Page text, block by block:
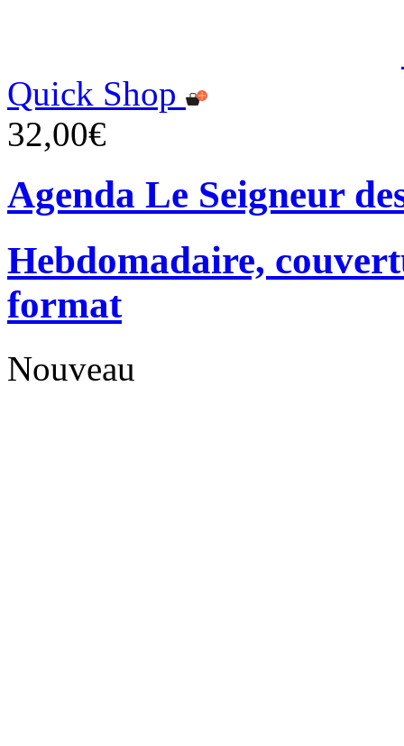
Quick Shop
32,00€
Agenda Le Seigneur
Hebdomadaire,
format
Nouveau